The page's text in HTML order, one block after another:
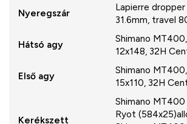
Nyeregszár
Lapierre
31.6mm, travel
Hátsó agy
Shimano
12x148, 32H
Első agy
Shimano
15x110, 32H
Kerékszett
Shimano MT400
Ryot